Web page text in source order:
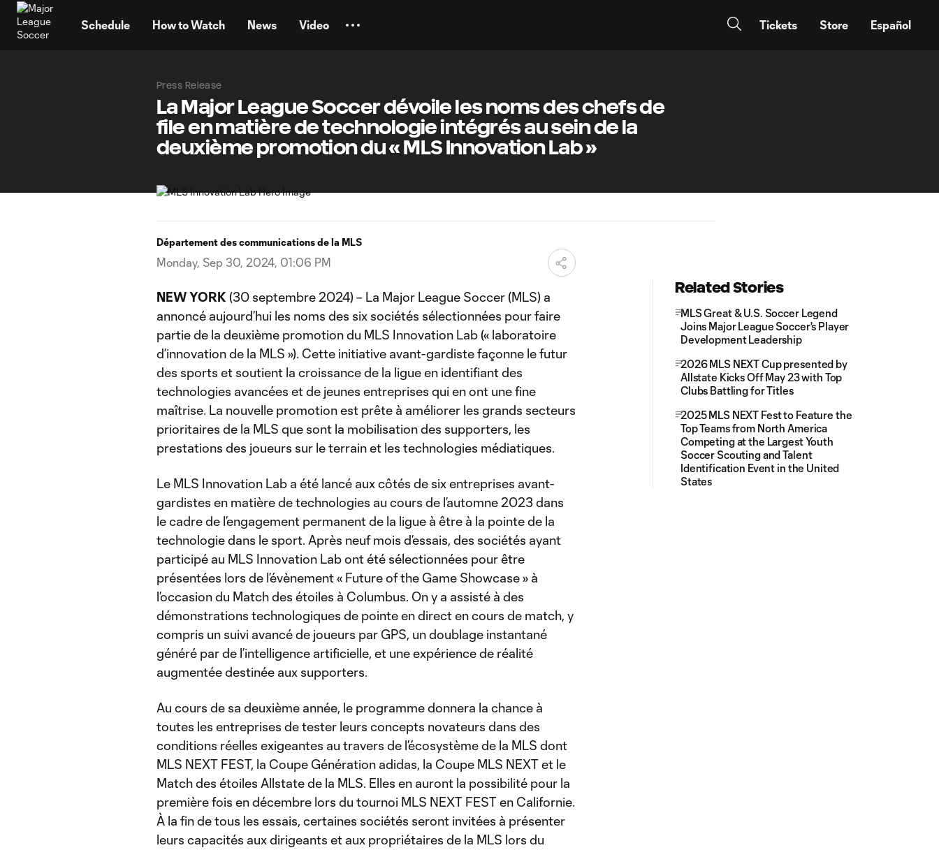
Schedule How to Watch News Video Tickets Store Español
Press Release
La Major League Soccer dévoile les noms des chefs de
file en matière de technologie intégrés au sein de la
deuxième promotion du « MLS Innovation Lab »
Département des communications de la MLS
Monday, Sep 30, 2024, 01:06 PM
NEW YORK (30 septembre 2024) – La Major League Soccer (MLS) a
annoncé aujourd’hui les noms des six sociétés sélectionnées pour faire
partie de la deuxième promotion du MLS Innovation Lab (« laboratoire
d’innovation de la MLS »). Cette initiative avant-gardiste façonne le futur
des sports et soutient la croissance de la ligue en identifiant des
technologies avancées et de jeunes entreprises qui en ont une fine
maîtrise. La nouvelle promotion est prête à améliorer les grands secteurs
prioritaires de la MLS que sont la mobilisation des supporters, les
prestations des joueurs sur le terrain et les technologies médiatiques.
Le MLS Innovation Lab a été lancé aux côtés de six entreprises avant-
gardistes en matière de technologies au cours de l’automne 2023 dans
le cadre de l’engagement permanent de la ligue à être à la pointe de la
technologie dans le sport. Après neuf mois d’essais, des sociétés ayant
participé au MLS Innovation Lab ont été sélectionnées pour être
présentées lors de l’évènement « Future of the Game Showcase » à
l’occasion du Match des étoiles à Columbus. On y a assisté à des
démonstrations technologiques de pointe en direct en cours de match, y
compris un suivi avancé de joueurs par GPS, un doublage instantané
généré par de l’intelligence artificielle, et une expérience de réalité
augmentée destinée aux supporters.
Au cours de sa deuxième année, le programme donnera la chance à
toutes les entreprises de tester leurs concepts novateurs dans des
conditions réelles exigeantes au travers de l’écosystème de la MLS dont
MLS NEXT FEST, la Coupe Génération adidas, la Coupe MLS NEXT et le
Match des étoiles Allstate de la MLS. Elles en auront la possibilité pour la
première fois en décembre lors du tournoi MLS NEXT FEST en Californie.
À la fin de tous les essais, certaines sociétés seront invitées à présenter
leurs capacités aux dirigeants et aux propriétaires de la MLS lors du
Related Stories
MLS Great & U.S. Soccer Legend
Joins Major League Soccer's Player
Development Leadership
2026 MLS NEXT Cup presented by
Allstate Kicks Off May 23 with Top
Clubs Battling for Titles
2025 MLS NEXT Fest to Feature the
Top Teams from North America
Competing at the Largest Youth
Soccer Scouting and Talent
Identification Event in the United
States